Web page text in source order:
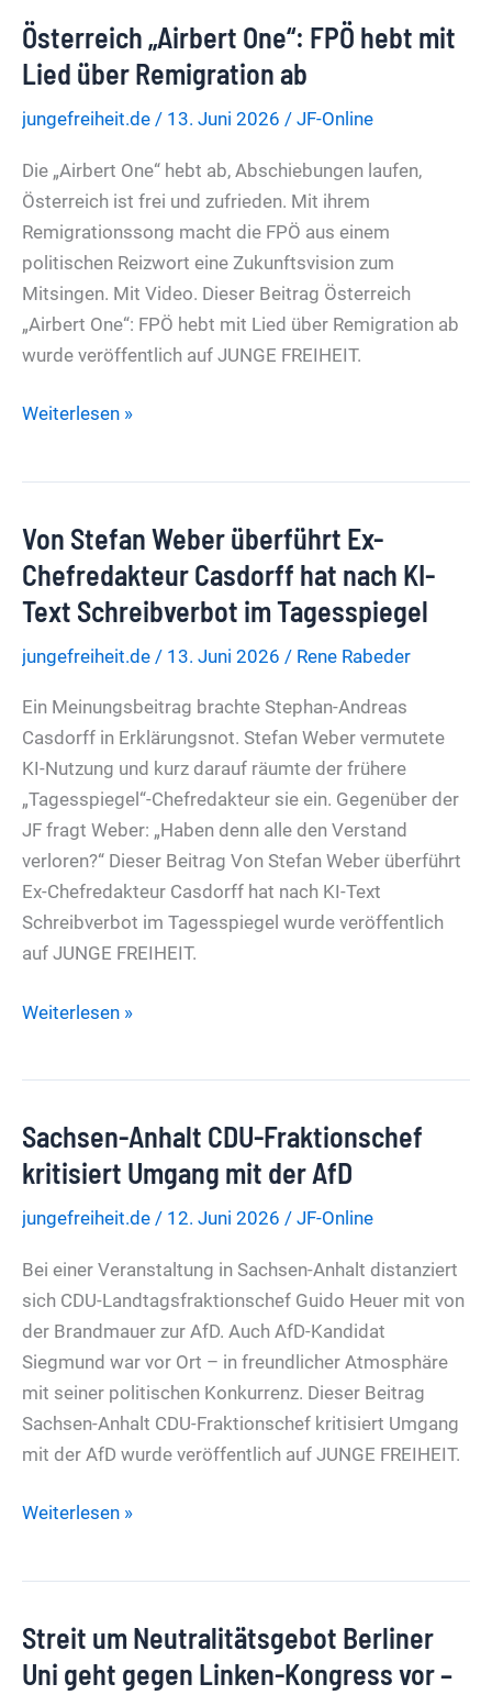
fordert
Opfer
nicht
nur
in
Belfast
Österreich „Airbert One“: FPÖ hebt mit
Lied über Remigration ab
jungefreiheit.de / 13. Juni 2026 / JF-Online
Die „Airbert One“ hebt ab, Abschiebungen laufen,
Österreich ist frei und zufrieden. Mit ihrem
Remigrationssong macht die FPÖ aus einem
politischen Reizwort eine Zukunftsvision zum
Mitsingen. Mit Video. Dieser Beitrag Österreich
„Airbert One“: FPÖ hebt mit Lied über Remigration ab
wurde veröffentlich auf JUNGE FREIHEIT.
Österreich
hebt
mit
Lied
über
Remigration
Weiterlesen »
Von Stefan Weber überführt Ex-
Chefredakteur Casdorff hat nach KI-
Text Schreibverbot im Tagesspiegel
jungefreiheit.de / 13. Juni 2026 / Rene Rabeder
Ein Meinungsbeitrag brachte Stephan-Andreas
Casdorff in Erklärungsnot. Stefan Weber vermutete
KI-Nutzung und kurz darauf räumte der frühere
„Tagesspiegel“-Chefredakteur sie ein. Gegenüber der
JF fragt Weber: „Haben denn alle den Verstand
verloren?“ Dieser Beitrag Von Stefan Weber überführt
Ex-Chefredakteur Casdorff hat nach KI-Text
Schreibverbot im Tagesspiegel wurde veröffentlich
auf JUNGE FREIHEIT.
Von
Ex-
Chefredakteur
hat
nach
KI-
Text
Schreibverbot
im
Tagesspiegel
Weiterlesen »
Sachsen-Anhalt CDU-Fraktionschef
kritisiert Umgang mit der AfD
jungefreiheit.de / 12. Juni 2026 / JF-Online
Bei einer Veranstaltung in Sachsen-Anhalt distanziert
sich CDU-Landtagsfraktionschef Guido Heuer mit von
der Brandmauer zur AfD. Auch AfD-Kandidat
Siegmund war vor Ort – in freundlicher Atmosphäre
mit seiner politischen Konkurrenz. Dieser Beitrag
Sachsen-Anhalt CDU-Fraktionschef kritisiert Umgang
mit der AfD wurde veröffentlich auf JUNGE FREIHEIT.
Sachsen-
kritisiert
Umgang
Weiterlesen »
Streit um Neutralitätsgebot Berliner
Uni geht gegen Linken-Kongress vor –